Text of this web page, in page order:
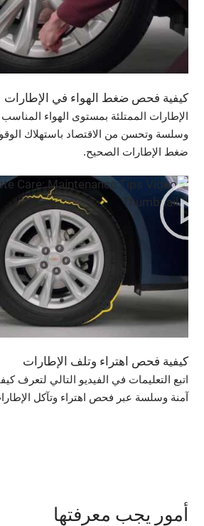
كيفية فحص ضغط الهواء في الإطارات
الإطارات الممتلئة بمستوى الهواء المناسب
وسلسة وتحسن من الاقتصاد باستهلاك
ضغط الإطارات الصحيح.
كيفية فحص اهتراء وتلف الإطارات
اتبع التعليمات في الفيديو التالي لتعرف
آمنة وسلسة عبر فحص اهتراء وتآكل
أمور يجب معرفتها